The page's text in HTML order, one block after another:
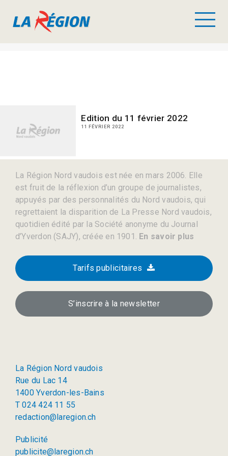
Edition du 11 février 2022
11 FÉVRIER 2022
La Région Nord vaudois est née en mars 2006. Elle
est fruit de la réflexion d’un groupe de journalistes,
appuyés par des personnalités du Nord vaudois, qui
regrettaient la disparition de La Presse Nord vaudois,
quotidien édité par la Société anonyme du Journal
d’Yverdon (SAJY), créée en 1901. En savoir plus
Tarifs publicitaires
S’inscrire à la newsletter
La Région Nord vaudois
Rue du Lac 14
1400 Yverdon-les-Bains
T 024 424 11 55
redaction@laregion.ch
Publicité
publicite@laregion.ch